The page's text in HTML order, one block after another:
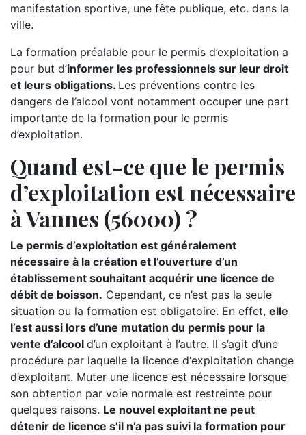
manifestation sportive, une fête publique, etc. dans la
ville.
La formation préalable pour le permis d’exploitation a
pour but d’informer les professionnels sur leur droit
et leurs obligations. Les préventions contre les
dangers de l’alcool vont notamment occuper une part
importante de la formation pour le permis
d’exploitation.
Quand est-ce que le permis
d’exploitation est nécessaire
à Vannes (56000) ?
Le permis d’exploitation est généralement
nécessaire à la création et l’ouverture d’un
établissement souhaitant acquérir une licence de
débit de boisson. Cependant, ce n’est pas la seule
situation ou la formation est obligatoire. En effet, elle
l’est aussi lors d’une mutation du permis pour la
vente d’alcool d’un exploitant à l’autre. Il s’agit d’une
procédure par laquelle la licence d‘exploitation change
d’exploitant. Muter une licence est nécessaire lorsque
son obtention par voie normale est restreinte pour
quelques raisons. Le nouvel exploitant ne peut
détenir de licence s’il n’a pas suivi la formation pour